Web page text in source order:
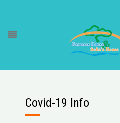
Covid-19 Info